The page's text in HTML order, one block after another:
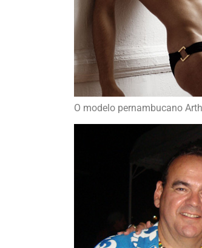
O modelo pernambucano